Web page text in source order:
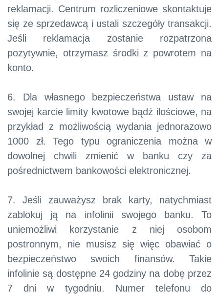
reklamacji. Centrum rozliczeniowe skontaktuje
się ze sprzedawcą i ustali szczegóły transakcji.
Jeśli reklamacja zostanie rozpatrzona
pozytywnie, otrzymasz środki z powrotem na
konto.
6. Dla własnego bezpieczeństwa ustaw na
swojej karcie limity kwotowe bądź ilościowe, na
przykład z możliwością wydania jednorazowo
1000 zł. Tego typu ograniczenia można w
dowolnej chwili zmienić w banku czy za
pośrednictwem bankowości elektronicznej.
7. Jeśli zauważysz brak karty, natychmiast
zablokuj ją na infolinii swojego banku. To
uniemożliwi korzystanie z niej osobom
postronnym, nie musisz się więc obawiać o
bezpieczeństwo swoich finansów. Takie
infolinie są dostępne 24 godziny na dobę przez
7 dni w tygodniu. Numer telefonu do